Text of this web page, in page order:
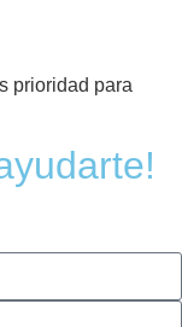
prioridad para